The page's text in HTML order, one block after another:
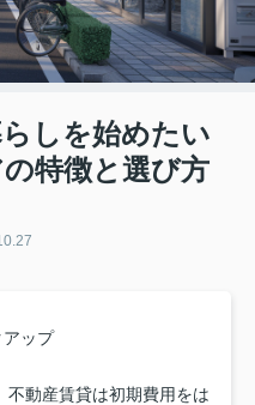
しを始めたい
特徴と選び方
アップ
動産賃貸は初期費用をは